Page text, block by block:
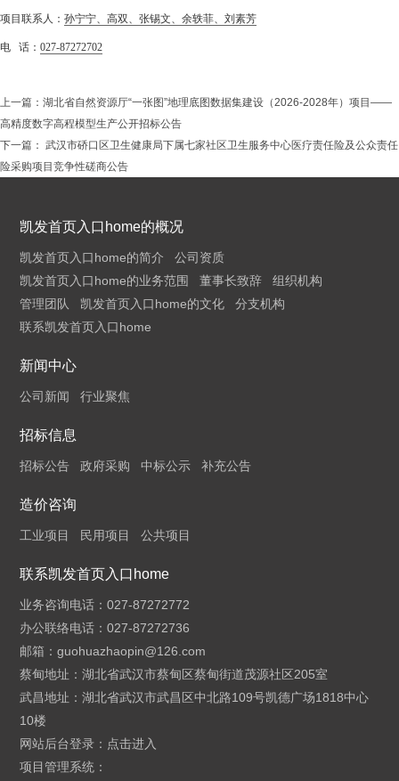
项目联系人： 孙宁宁、高双、张锡文、余轶菲、刘素芳
电 话： 027-87272702
上一篇： 湖北省自然资源厅“一张图”地理底图数据集建设（2026-2028年）项目——
高精度数字高程模型生产公开招标公告
下一篇： 武汉市硚口区卫生健康局下属七家社区卫生服务中心医疗责任险及公众责任
险采购项目竞争性磋商公告
凯发首页入口home的概况
凯发首页入口home的简介
公司资质
凯发首页入口home的业务范围
董事长致辞
组织机构
管理团队
凯发首页入口home的文化
分支机构
联系凯发首页入口home
新闻中心
公司新闻 行业聚焦
招标信息
招标公告 政府采购 中标公示 补充公告
造价咨询
工业项目 民用项目 公共项目
联系凯发首页入口home
业务咨询电话：027-87272772
办公联络电话：027-87272736
邮箱：guohuazhaopin@126.com
蔡甸地址：湖北省武汉市蔡甸区蔡甸街道茂源社区205室
武昌地址：湖北省武汉市武昌区中北路109号凯德广场1818中心
10楼
网站后台登录： 点击进入
项目管理系统：